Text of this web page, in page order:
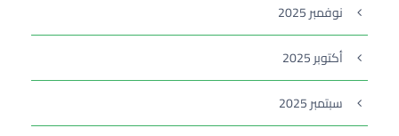
نوفمبر 2025
أكتوبر 2025
سبتمبر 2025